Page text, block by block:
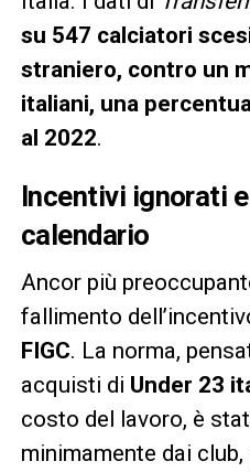
su 547 calciatori
straniero, contro un
italiani, una
al 2022.
Incentivi ignorati
calendario
Ancor più
fallimento
FIGC. La norma,
acquisti di Under 23
costo del lavoro, è
minimamente dai